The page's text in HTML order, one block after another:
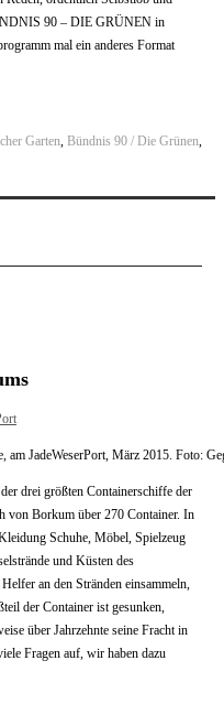
90 – DIE GRÜNEN in
mal ein anderes Format
Garten Bündnis 90 / Die Grünen
JadeWeserPort, März 2015. Foto:
drei größten Containerschiffe der
von Borkum über 270 Container. In
Schuhe, Möbel, Spielzeug
und Küsten des
an den Stränden einsammeln,
der Container ist gesunken,
über Jahrzehnte seine Fracht in
Fragen auf, wir haben dazu